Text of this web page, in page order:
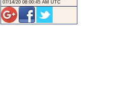
07/14/20 08:00:45 AM UTC